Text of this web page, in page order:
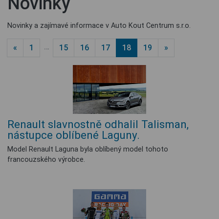
Novinky a zajímavé informace v Auto Kout Centrum s.r.o.
« 1 … 15 16 17 18 19 »
Renault slavnostně odhalil Talisman,
nástupce oblíbené Laguny.
Model Renault Laguna byla oblíbený model tohoto
francouzského výrobce.